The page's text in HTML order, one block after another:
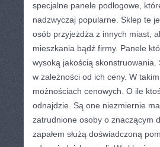
specjalne panele podłogowe,
nadzwyczaj popularne. Sklep te
osób przyjeżdża z innych miast,
mieszkania bądź firmy. Panele
wysoką jakością skonstruowania.
w zależności od ich ceny. W
możnościach cenowych. O ile
odnajdzie. Są one niezmiernie
zatrudnione osoby o znaczącym
zapałem służą doświadczoną